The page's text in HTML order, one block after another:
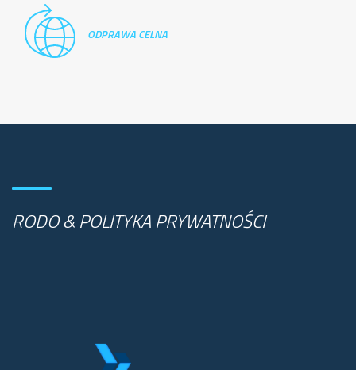
ODPRAWA CELNA
RODO & POLITYKA PRYWATNOŚCI